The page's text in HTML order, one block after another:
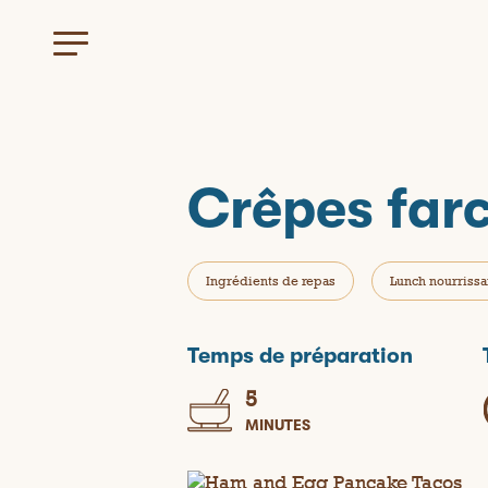
Crêpes
Ingrédients de repas Lunch
Temps de préparation
5
MINUTES